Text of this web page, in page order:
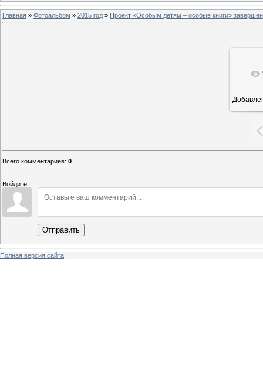
Главная » Фотоальбом » 2015 год » Проект «Особым детям – особые книги» завершен
Всего комментариев: 0
Войдите:
Отправить
Полная версия сайта